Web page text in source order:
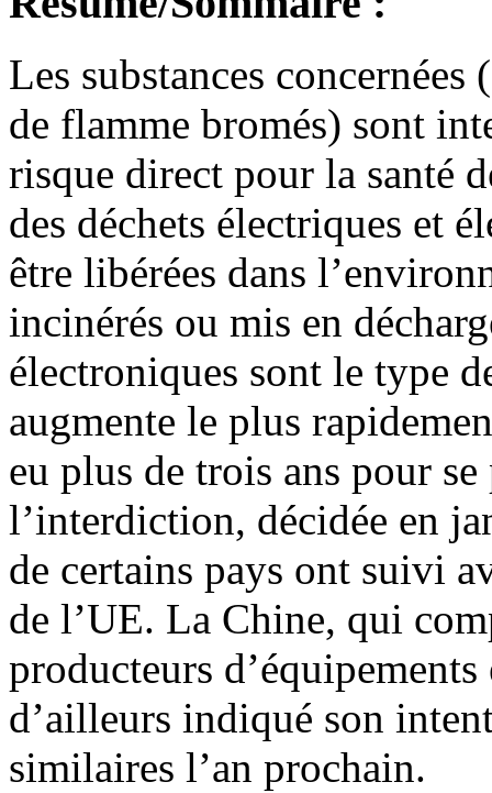
Les substances
de flamme bromés) sont
risque direct pour la santé
des déchets électriques et
être libérées dans
incinérés ou mis en
électroniques sont le type
augmente le plus
eu plus de trois ans pour
l’interdiction, décidée en
de certains pays ont suivi
de l’UE. La Chine, qui
producteurs
d’ailleurs indiqué son
similaires l’an prochain.